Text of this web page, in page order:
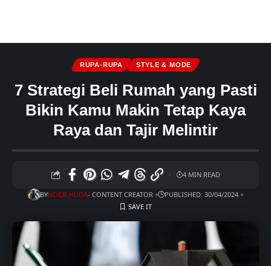
RUPA-RUPA STYLE & MODE
7 Strategi Beli Rumah yang Pasti
Bikin Kamu Makin Tetap Kaya
Raya dan Tajir Melintir
BYNOER HUDA- CONTENT CREATOR PUBLISHED: 30/04/2024
4 MIN READ